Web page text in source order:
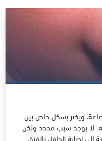
ويكثر بشكل خاص بين
لا يوجد سبب محدد ولكن
إصابة الطفل بالفتق